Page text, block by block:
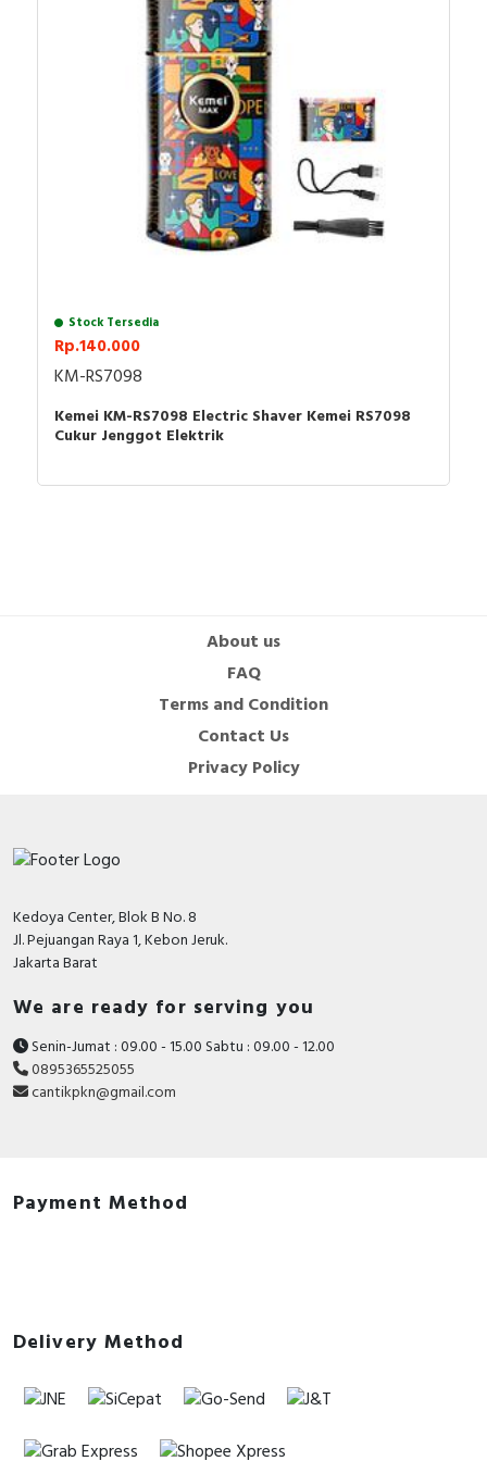
Waktu penggunaan: 120 menit terakhir
Kapasitas baterai: isi ulang 1400mAh
1 x Sikat Pembersih Kecil
Stock Tersedia
Rp.140.000
KM-RS7098
Kemei KM-RS7098 Electric Shaver Kemei RS7098
Cukur Jenggot Elektrik
About us
FAQ
Terms and Condition
Contact Us
Privacy Policy
Kedoya Center, Blok B No. 8
Jl. Pejuangan Raya 1, Kebon Jeruk.
Jakarta Barat
We are ready for serving you
Senin-Jumat : 09.00 - 15.00 Sabtu : 09.00 - 12.00
0895365525055
cantikpkn@gmail.com
Payment Method
Delivery Method